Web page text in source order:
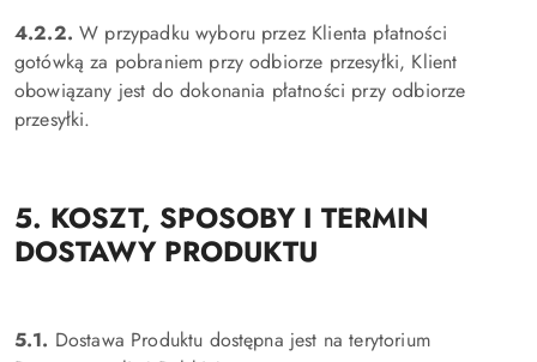
4.2.2. W przypadku wyboru przez Klienta płatności
gotówką za pobraniem przy odbiorze przesyłki, Klient
obowiązany jest do dokonania płatności przy odbiorze
przesyłki.
5. KOSZT, SPOSOBY I TERMIN
DOSTAWY PRODUKTU
5.1. Dostawa Produktu dostępna jest na terytorium